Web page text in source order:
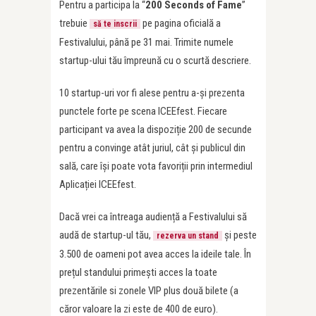
Pentru a participa la “200 Seconds of Fame”
trebuie
să te inscrii pe pagina oficială a
Festivalului, până pe 31 mai. Trimite numele
startup-ului tău împreună cu o scurtă descriere.
10 startup-uri vor fi alese pentru a-și prezenta
punctele forte pe scena ICEEfest. Fiecare
participant va avea la dispoziție 200 de secunde
pentru a convinge atât juriul, cât și publicul din
sală, care își poate vota favoriții prin intermediul
Aplicației ICEEfest.
Dacă vrei ca întreaga audiență a Festivalului să
audă de startup-ul tău,
rezerva un stand
și peste
3.500 de oameni pot avea acces la ideile tale. În
prețul standului primești acces la toate
prezentările si zonele VIP plus două bilete (a
căror valoare la zi este de 400 de euro).